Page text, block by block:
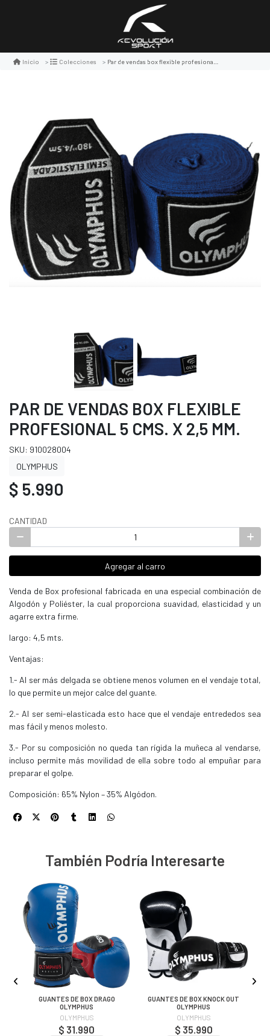
Inicio Colecciones Par de vendas box flexible profesional 5 cms. x 2,5 mm.
PAR DE VENDAS BOX FLEXIBLE
PROFESIONAL 5 CMS. X 2,5 MM.
SKU: 910028004
OLYMPHUS
$ 5.990
CANTIDAD
Agregar al carro
Venda de Box profesional fabricada en una especial combinación de
Algodón y Poliéster, la cual proporciona suavidad, elasticidad y un
agarre extra firme.
largo: 4,5 mts.
Ventajas:
1.- Al ser más delgada se obtiene menos volumen en el vendaje total,
lo que permite un mejor calce del guante.
2.- Al ser semi-elasticada esto hace que el vendaje entrededos sea
mas fácil y menos molesto.
3.- Por su composición no queda tan rígida la muñeca al vendarse,
incluso permite más movilidad de ella sobre todo al empuñar para
preparar el golpe.
Composición: 65% Nylon – 35% Algódon.
También Podría Interesarte
GUANTES DE BOX DRAGO
OLYMPHUS
OLYMPHUS
$ 31.990
GUANTES DE BOX KNOCK OUT
OLYMPHUS
OLYMPHUS
$ 35.990